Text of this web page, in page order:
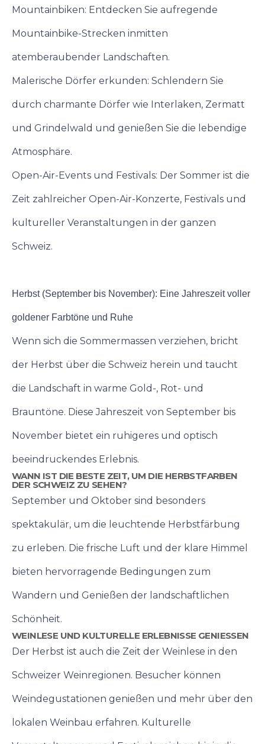
Mountainbiken: Entdecken Sie aufregende
Mountainbike-Strecken inmitten
atemberaubender Landschaften.
Malerische Dörfer erkunden: Schlendern Sie
durch charmante Dörfer wie Interlaken, Zermatt
und Grindelwald und genießen Sie die lebendige
Atmosphäre.
Open-Air-Events und Festivals: Der Sommer ist die
Zeit zahlreicher Open-Air-Konzerte, Festivals und
kultureller Veranstaltungen in der ganzen
Schweiz.
Herbst (September bis November): Eine Jahreszeit voller
goldener Farbtöne und Ruhe
Wenn sich die Sommermassen verziehen, bricht
der Herbst über die Schweiz herein und taucht
die Landschaft in warme Gold-, Rot- und
Brauntöne. Diese Jahreszeit von September bis
November bietet ein ruhigeres und optisch
beeindruckendes Erlebnis.
WANN IST DIE BESTE ZEIT, UM DIE HERBSTFARBEN
DER SCHWEIZ ZU SEHEN?
September und Oktober sind besonders
spektakulär, um die leuchtende Herbstfärbung
zu erleben. Die frische Luft und der klare Himmel
bieten hervorragende Bedingungen zum
Wandern und Genießen der landschaftlichen
Schönheit.
WEINLESE UND KULTURELLE ERLEBNISSE GENIESSEN
Der Herbst ist auch die Zeit der Weinlese in den
Schweizer Weinregionen. Besucher können
Weindegustationen genießen und mehr über den
lokalen Weinbau erfahren. Kulturelle